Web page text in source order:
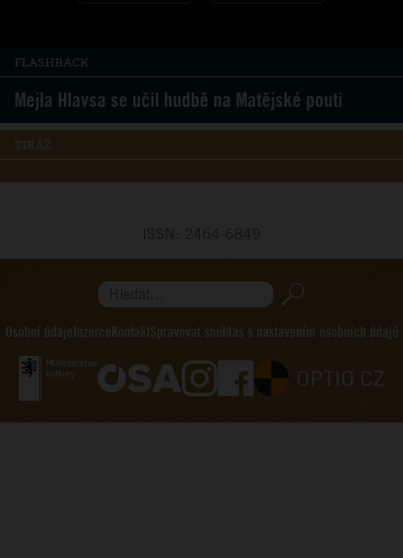
FLASHBACK
Mejla Hlavsa se učil hudbě na Matějské pouti
TIRÁŽ
Hledat...
Osobní údaje Inzerce KontaktSpravovat souhlas s nastavením osobních údajů